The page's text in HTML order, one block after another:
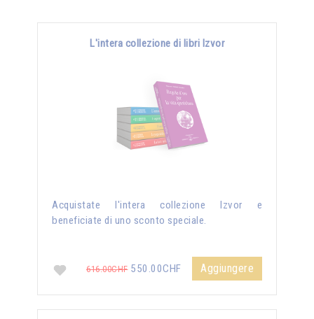
L'intera collezione di libri Izvor
Acquistate l'intera collezione Izvor e
beneficiate di uno sconto speciale.
616.00CHF550.00CHF Aggiungere